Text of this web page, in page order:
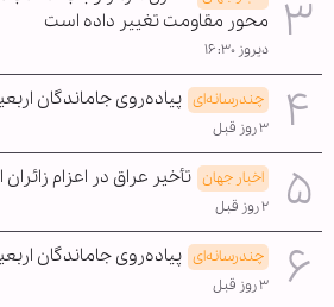
محور مقاومت تغییر داده است
دیروز ۱۶:۳۰
چندرسانه‌ای پیاده‌روی جاماندگان
۳ روز قبل
اخبار جهان تأخیر عراق در اعزام
۲ روز قبل
چندرسانه‌ای پیاده‌روی جاماندگان
۳ روز قبل